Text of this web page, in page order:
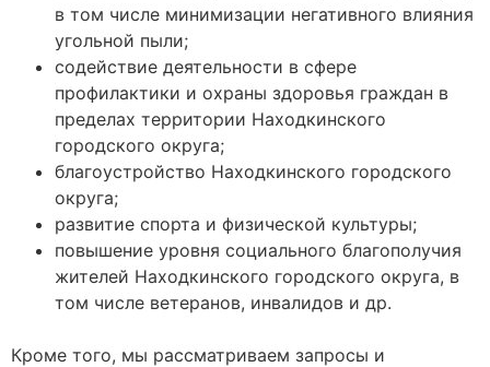
в том числе минимизации негативного влияния
угольной пыли;
содействие деятельности в сфере
профилактики и охраны здоровья граждан в
пределах территории Находкинского
городского округа;
благоустройство Находкинского городского
округа;
развитие спорта и физической культуры;
повышение уровня социального благополучия
жителей Находкинского городского округа, в
том числе ветеранов, инвалидов и др.
Кроме того, мы рассматриваем запросы и